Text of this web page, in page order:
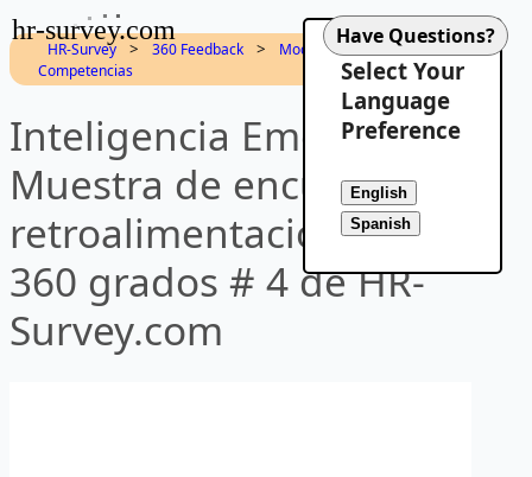
hr-survey.com
HR-Survey > 360 Feedback >
Modelo de
Competencias
Inteligencia Emocional-
Muestra de encuesta de
retroalimentación de
360 grados # 4 de HR-
Survey.com
Select Your
Language
Preference